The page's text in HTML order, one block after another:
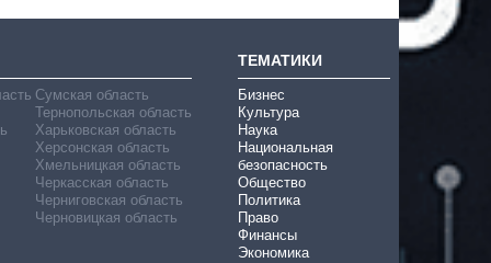
Сумская область
Тернопольская область
Харьковская область
Херсонская область
Хмельницкая область
Черкасская область
Черниговская область
Черновицкая область
ТЕМАТИКИ
Бизнес
Культура
Наука
Национальная
безопасность
Общество
Политика
Право
Финансы
Экономика